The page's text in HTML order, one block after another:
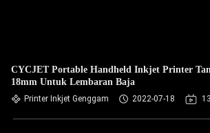
CYCJET Portable Handheld Inkjet Printer
18mm Untuk Lembaran Baja
Printer Inkjet Genggam 2022-07-18